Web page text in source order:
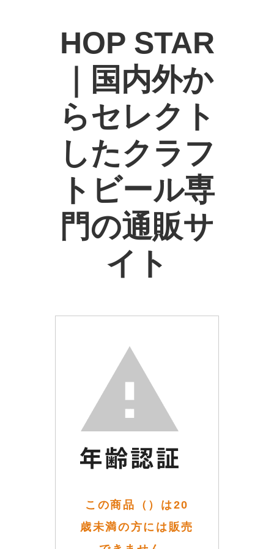
HOP STAR
｜国内外か
らセレクト
したクラフ
トビール専
門の通販サ
イト
この商品（）は20
歳未満の方には販売